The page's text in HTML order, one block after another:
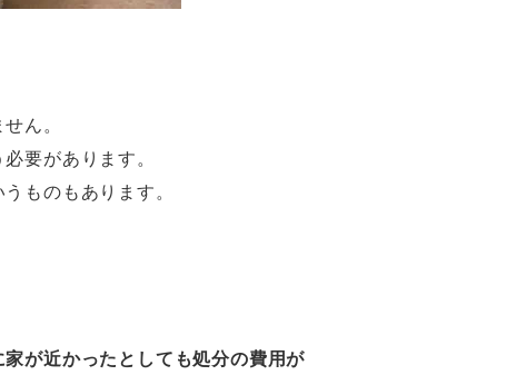
ん。
要があります。
ものもあります。
が近かったとしても処分の費用が